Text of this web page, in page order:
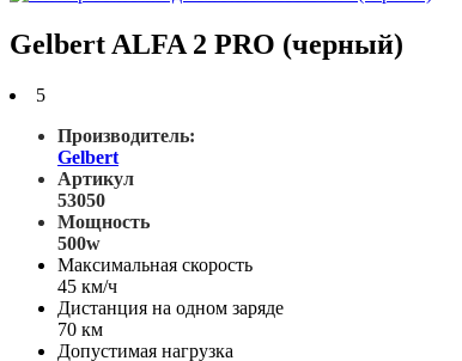
Gelbert ALFA 2 PRO (черный)
5
Производитель:
Gelbert
Артикул
53050
Мощность
500w
Максимальная скорость
45 км/ч
Дистанция на одном заряде
70 км
Допустимая нагрузка